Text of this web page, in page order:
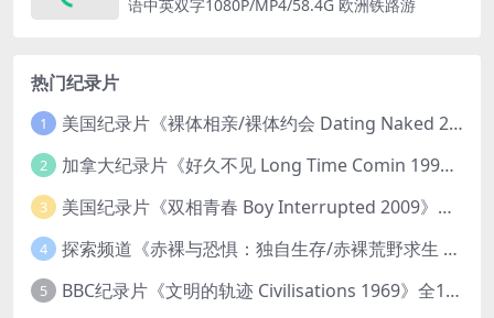
语中英双字1080P/MP4/58.4G 欧洲铁路游
热门纪录片
1 美国纪录片《裸体相亲/裸体约会 Dating Naked 2014-2016》第1-3季全33集 英语中英双字 无水印纯净版 1080P/MKV/85.6G 裸体相亲真人秀
2 加拿大纪录片《好久不见 Long Time Comin 1993》英语中英双字 官方纯净版 1080P/MKV/1G 女同性艺术家
3 美国纪录片《双相青春 Boy Interrupted 2009》英语中英双字 官方纯净版 1080P/MKV/1.43G 青少年躁郁症
4 探索频道《赤裸与恐惧：独自生存/赤裸荒野求生 Naked and Afraid: Solo 2023》第一季全8集 英语中英双字 官方纯净版 高码1080P/MKV/45.4G
5 BBC纪录片《文明的轨迹 Civilisations 1969》全13集 英语中英双字 高清收藏版 1080P/MKV/64.1G 西方艺术史话